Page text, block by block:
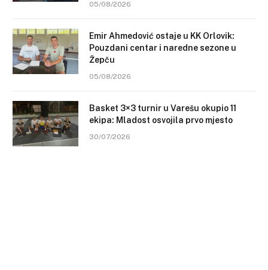
05/08/2026
Emir Ahmedović ostaje u KK Orlovik:
Pouzdani centar i naredne sezone u
Žepču
05/08/2026
Basket 3×3 turnir u Varešu okupio 11
ekipa: Mladost osvojila prvo mjesto
30/07/2026